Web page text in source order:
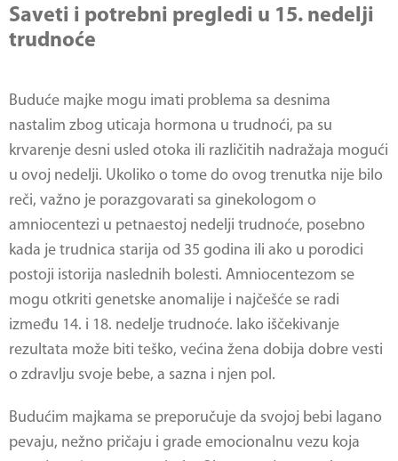
Saveti i potrebni pregledi u 15. nedelji
trudnoće
Buduće majke mogu imati problema sa desnima
nastalim zbog uticaja hormona u trudnoći, pa su
krvarenje desni usled otoka ili različitih nadražaja mogući
u ovoj nedelji. Ukoliko o tome do ovog trenutka nije bilo
reči, važno je porazgovarati sa ginekologom o
amniocentezi u petnaestoj nedelji trudnoće, posebno
kada je trudnica starija od 35 godina ili ako u porodici
postoji istorija naslednih bolesti. Amniocentezom se
mogu otkriti genetske anomalije i najčešće se radi
između 14. i 18. nedelje trudnoće. Iako iščekivanje
rezultata može biti teško, većina žena dobija dobre vesti
o zdravlju svoje bebe, a sazna i njen pol.
Budućim majkama se preporučuje da svojoj bebi lagano
pevaju, nežno pričaju i grade emocionalnu vezu koja